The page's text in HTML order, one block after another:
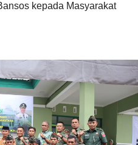
kepada Masyarakat